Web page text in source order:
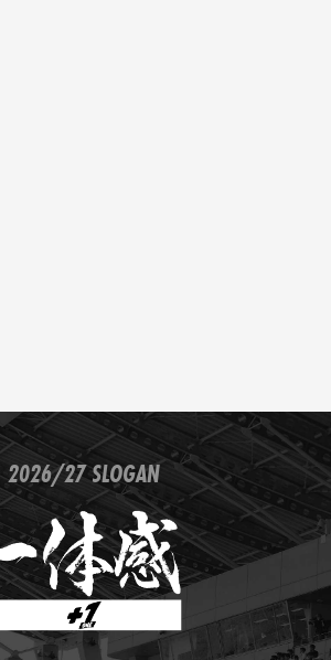
2026/27 SLOGAN